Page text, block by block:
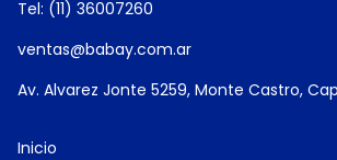
Tel: (11) 36007260
ventas@babay.com.ar
Av. Alvarez Jonte 5259, Monte Castro,
Inicio